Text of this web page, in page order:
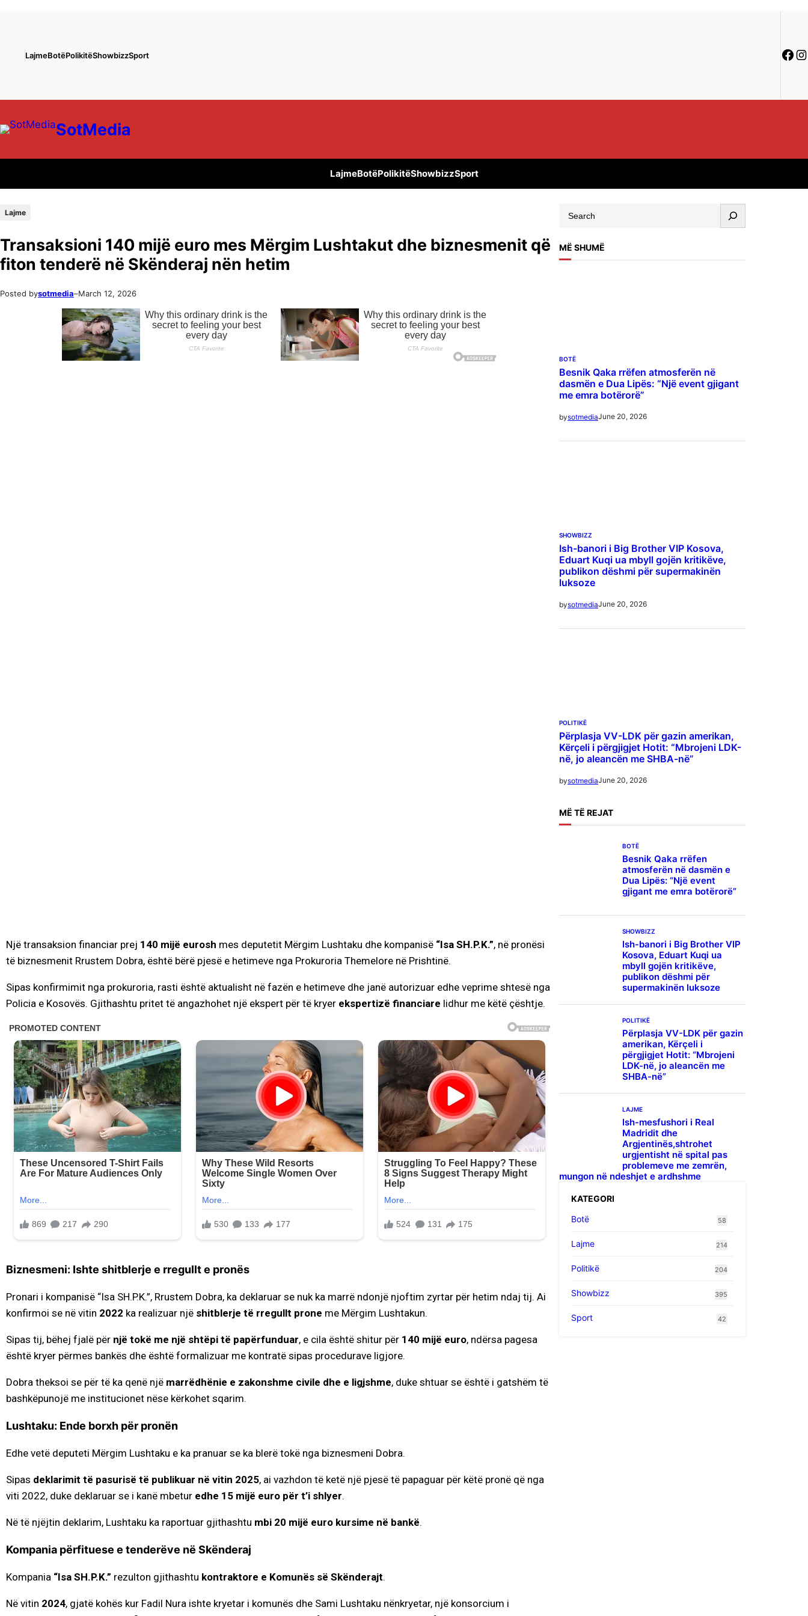
LajmeBotëPolikitëShowbizzSport
SotMedia
LajmeBotëPolikitëShowbizzSport
Lajme
Transaksioni 140 mijë euro mes Mërgim Lushtakut dhe biznesmenit që
fiton tenderë në Skënderaj nën hetim
Posted bysotmedia–March 12, 2026
Një transaksion financiar prej 140 mijë eurosh mes deputetit Mërgim Lushtaku dhe kompanisë “Isa SH.P.K.”, në pronësi
të biznesmenit Rrustem Dobra, është bërë pjesë e hetimeve nga Prokuroria Themelore në Prishtinë.
Sipas konfirmimit nga prokuroria, rasti është aktualisht në fazën e hetimeve dhe janë autorizuar edhe veprime shtesë nga
Policia e Kosovës. Gjithashtu pritet të angazhohet një ekspert për të kryer ekspertizë financiare lidhur me këtë çështje.
Biznesmeni: Ishte shitblerje e rregullt e pronës
Pronari i kompanisë “Isa SH.P.K.”, Rrustem Dobra, ka deklaruar se nuk ka marrë ndonjë njoftim zyrtar për hetim ndaj tij. Ai
konfirmoi se në vitin 2022 ka realizuar një shitblerje të rregullt prone me Mërgim Lushtakun.
Sipas tij, bëhej fjalë për një tokë me një shtëpi të papërfunduar, e cila është shitur për 140 mijë euro, ndërsa pagesa
është kryer përmes bankës dhe është formalizuar me kontratë sipas procedurave ligjore.
Dobra theksoi se për të ka qenë një marrëdhënie e zakonshme civile dhe e ligjshme, duke shtuar se është i gatshëm të
bashkëpunojë me institucionet nëse kërkohet sqarim.
Lushtaku: Ende borxh për pronën
Edhe vetë deputeti Mërgim Lushtaku e ka pranuar se ka blerë tokë nga biznesmeni Dobra.
Sipas deklarimit të pasurisë të publikuar në vitin 2025, ai vazhdon të ketë një pjesë të papaguar për këtë pronë që nga
viti 2022, duke deklaruar se i kanë mbetur edhe 15 mijë euro për t’i shlyer.
Në të njëjtin deklarim, Lushtaku ka raportuar gjithashtu mbi 20 mijë euro kursime në bankë.
Kompania përfituese e tenderëve në Skënderaj
Kompania “Isa SH.P.K.” rezulton gjithashtu kontraktore e Komunës së Skënderajt.
Në vitin 2024, gjatë kohës kur Fadil Nura ishte kryetar i komunës dhe Sami Lushtaku nënkryetar, një konsorcium i
MË SHUMË
BOTË
Besnik Qaka rrëfen atmosferën në
dasmën e Dua Lipës: “Një event gjigant
me emra botërorë”
bysotmediaJune 20, 2026
SHOWBIZZ
Ish-banori i Big Brother VIP Kosova,
Eduart Kuqi ua mbyll gojën kritikëve,
publikon dëshmi për supermakinën
luksoze
bysotmediaJune 20, 2026
POLITIKË
Përplasja VV-LDK për gazin amerikan,
Kërçeli i përgjigjet Hotit: “Mbrojeni LDK-
në, jo aleancën me SHBA-në”
bysotmediaJune 20, 2026
MË TË REJAT
BOTË
Besnik Qaka rrëfen
atmosferën në dasmën e
Dua Lipës: “Një event
gjigant me emra botërorë”
SHOWBIZZ
Ish-banori i Big Brother VIP
Kosova, Eduart Kuqi ua
mbyll gojën kritikëve,
publikon dëshmi për
supermakinën luksoze
POLITIKË
Përplasja VV-LDK për gazin
amerikan, Kërçeli i
përgjigjet Hotit: “Mbrojeni
LDK-në, jo aleancën me
SHBA-në”
LAJME
Ish-mesfushori i Real
Madridit dhe
Argjentinës,shtrohet
urgjentisht në spital pas
problemeve me zemrën,
mungon në ndeshjet e ardhshme
KATEGORI
Botë
58
Lajme 214
Politikë 204
Showbizz 395
Sport 42